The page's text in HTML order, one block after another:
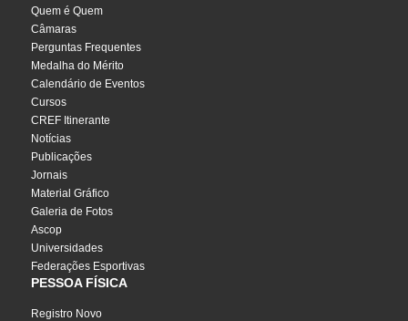
Quem é Quem
Câmaras
Perguntas Frequentes
Medalha do Mérito
Calendário de Eventos
Cursos
CREF Itinerante
Notícias
Publicações
Jornais
Material Gráfico
Galeria de Fotos
Ascop
Universidades
Federações Esportivas
PESSOA FÍSICA
Registro Novo